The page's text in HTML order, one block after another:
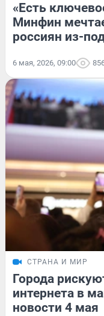
«Есть
Минфин
россиян из-
6 мая, 2026, 09:00
СТРАНА И МИР
Города
интернета в
новости 4 мая